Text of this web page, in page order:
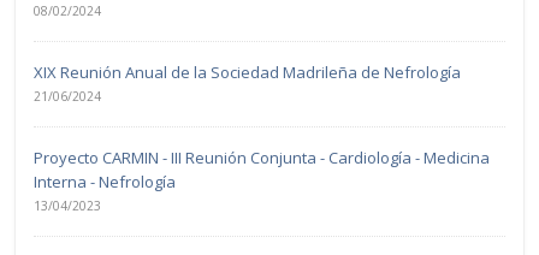
08/02/2024
XIX Reunión Anual de la Sociedad Madrileña de Nefrología
21/06/2024
Proyecto CARMIN - III Reunión Conjunta - Cardiología - Medicina
Interna - Nefrología
13/04/2023